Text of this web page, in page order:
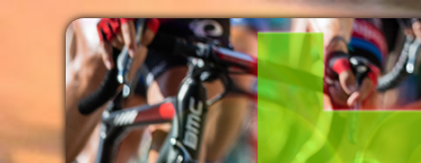
Passer
au
contenu